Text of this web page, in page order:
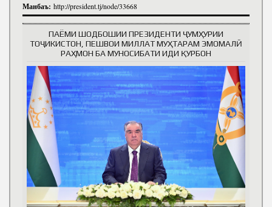
Манбаъ: http://president.tj/node/33668
ПАЁМИ ШОДБОШИИ ПРЕЗИДЕНТИ ҶУМҲУРИИ
ТОҶИКИСТОН, ПЕШВОИ МИЛЛАТ МУҲТАРАМ ЭМОМАЛӢ
РАҲМОН БА МУНОСИБАТИ ИДИ ҚУРБОН